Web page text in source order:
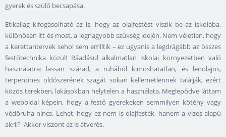
gyerek és szülő becsapása.
Etikailag kifogásolható az is, hogy az olajfestést viszik be az iskolába,
különösen itt és most, a legnagyobb szükség idején. Nem véletlen, hogy
a kerettantervek sehol sem említik – ez ugyanis a legdrágább az összes
festőtechnika közül! Ráadásul alkalmatlan iskolai környezetben való
használatra: lassan szárad, a ruhából kimoshatatlan, és lenolajos,
terpentines oldószerének szagát sokan kellemetlennek találják, ezért
közös terekben, lakásokban helytelen a használata. Meglepődve láttam
a weboldal képein, hogy a festő gyerekeken semmilyen kötény vagy
védőruha nincs. Lehet, hogy ez nem is olajfesték, hanem a vizes alapú
akril? Akkor viszont ez is átverés.